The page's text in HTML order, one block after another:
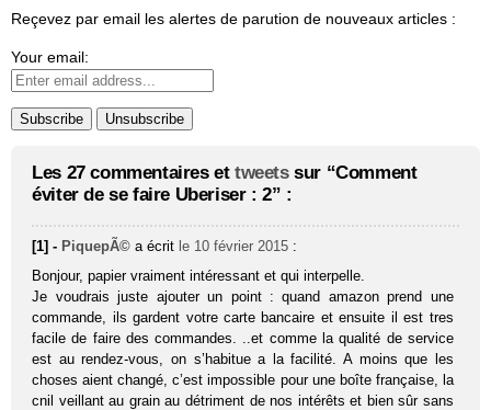
Reçevez par email les alertes de parution de nouveaux articles :
Your email:
Les 27 commentaires et tweetssur “Comment
éviter de se faire Uberiser : 2” :
[1] - PiquepÃ© a écrit le 10 février 2015 :
Bonjour, papier vraiment intéressant et qui interpelle.
Je voudrais juste ajouter un point : quand amazon prend une
commande, ils gardent votre carte bancaire et ensuite il est tres
facile de faire des commandes. ..et comme la qualité de service
est au rendez-vous, on s’habitue a la facilité. A moins que les
choses aient changé, c’est impossible pour une boîte française, la
cnil veillant au grain au détriment de nos intérêts et bien sûr sans